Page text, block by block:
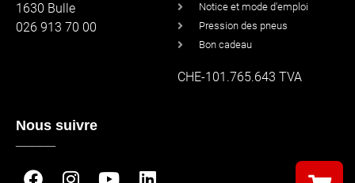
1630 Bulle
026 913 70 00
Notice et mode d'emploi
Pression des pneus
Bon cadeau
CHE-101.765.643 TVA
Nous suivre